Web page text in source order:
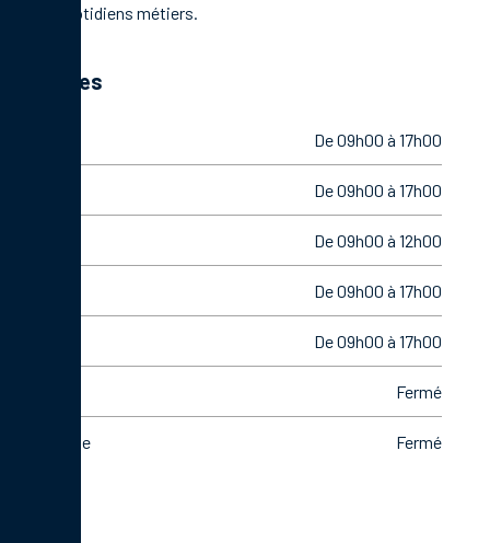
leurs quotidiens métiers.
Horaires
De 09h00 à 17h00
De 09h00 à 17h00
De 09h00 à 12h00
De 09h00 à 17h00
De 09h00 à 17h00
Fermé
Dimanche Fermé